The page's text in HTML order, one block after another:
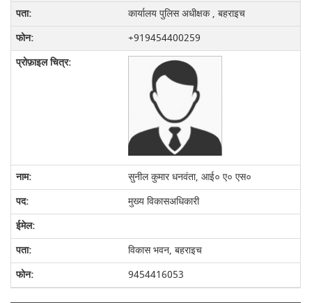
कार्यालय पुलिस अधीक्षक , बहराइच
+919454400259
सुनील कुमार धनवंता, आई० ए० एस०
मुख्य विकासअधिकारी
विकास भवन, बहराइच
9454416053